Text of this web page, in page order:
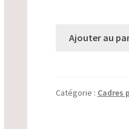
#5
Ajouter au
Catégorie : Cadres